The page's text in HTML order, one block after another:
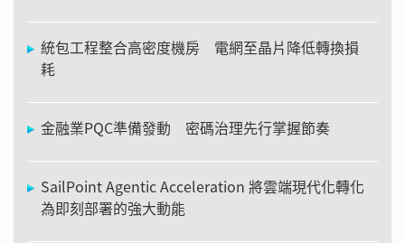
統包工程整合高密度機房 電網至晶片降低轉換損
耗
金融業PQC準備發動 密碼治理先行掌握節奏
SailPoint Agentic Acceleration 將雲端現代化轉化
為即刻部署的強大動能